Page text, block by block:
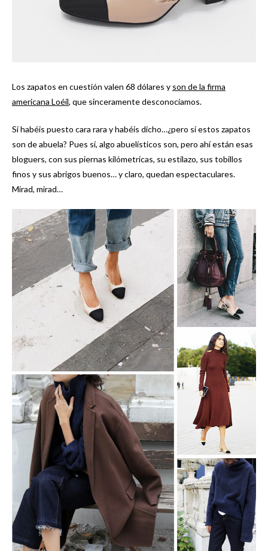
Los zapatos en cuestión valen 68 dólares y son de la firma
americana Loéil, que sinceramente desconocíamos.
Si habéis puesto cara rara y habéis dicho…¿pero si estos zapatos
son de abuela? Pues sí, algo abuelísticos son, pero ahí están esas
bloguers, con sus piernas kilómetricas, su estilazo, sus tobillos
finos y sus abrigos buenos… y claro, quedan espectaculares.
Mirad, mirad…